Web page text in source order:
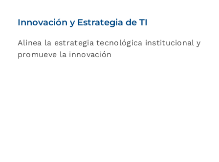
Innovación y Estrategia de TI
Alinea la estrategia tecnológica institucional y
promueve la innovación